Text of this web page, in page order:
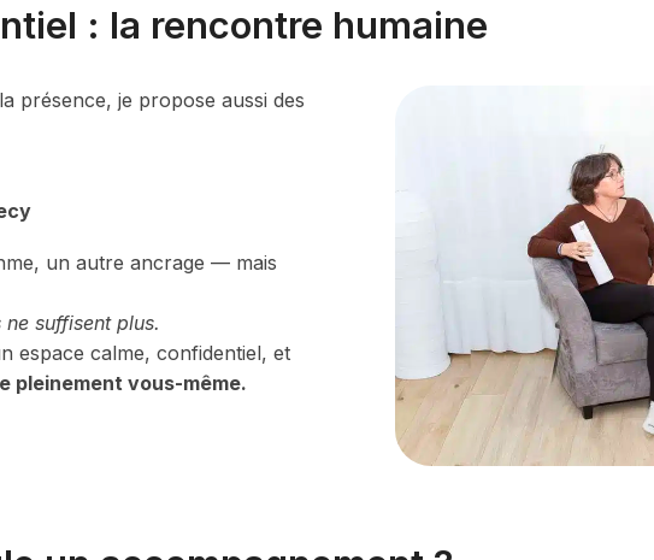
: la rencontre humaine
présence, je propose aussi des
un autre ancrage — mais
suffisent plus.
espace calme, confidentiel, et
pleinement vous-même.